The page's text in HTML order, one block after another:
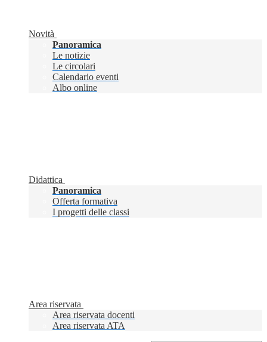
Novità
Panoramica
Le notizie
Le circolari
Calendario eventi
Albo online
Didattica
Panoramica
Offerta formativa
I progetti delle classi
Area riservata
Area riservata docenti
Area riservata ATA